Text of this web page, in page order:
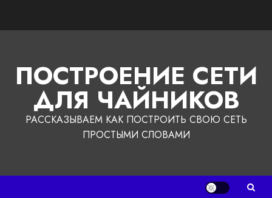
ПОСТРОЕНИЕ СЕТИ
ДЛЯ ЧАЙНИКОВ
РАССКАЗЫВАЕМ КАК ПОСТРОИТЬ СВОЮ СЕТЬ
ПРОСТЫМИ СЛОВАМИ